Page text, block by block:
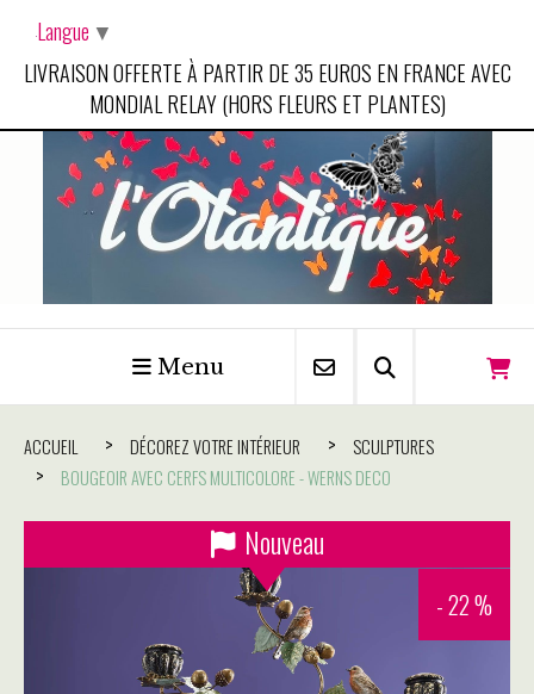
LIVRAISON OFFERTE À PARTIR DE 35 EUROS EN FRANCE AVEC
MONDIAL RELAY (HORS FLEURS ET PLANTES)
Menu
ACCUEIL DÉCOREZ VOTRE INTÉRIEUR
SCULPTURES
BOUGEOIR AVEC CERFS MULTICOLORE - WERNS DECO
Nouveau
- 22 %
Langue ▼